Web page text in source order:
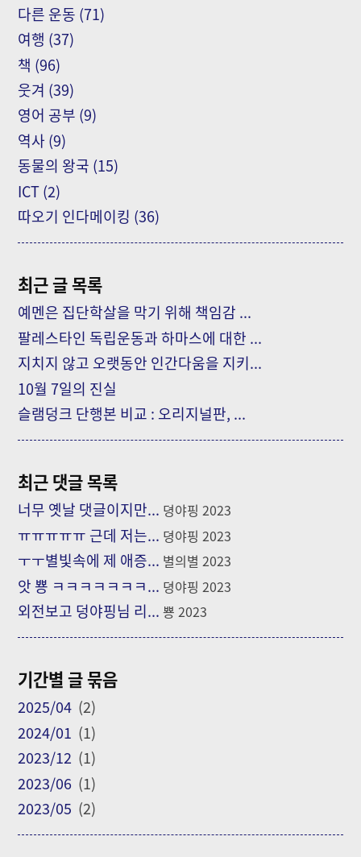
다른 운동 (71)
여행 (37)
책 (96)
웃겨 (39)
영어 공부 (9)
역사 (9)
동물의 왕국 (15)
ICT(2)
따오기 인다메이킹 (36)
최근 글 목록
예멘은 집단학살을 막기 위해 책임감 ...
팔레스타인 독립운동과 하마스에 대한 ...
지치지 않고 오랫동안 인간다움을 지키...
10월 7일의 진실
슬램덩크 단행본 비교 : 오리지널판, ...
최근 댓글 목록
너무 옛날 댓글이지만... 뎡야핑 2023
ㅠㅠㅠㅠㅠ 근데 저는... 뎡야핑 2023
ㅜㅜ별빛속에 제 애증... 별의별 2023
앗 뿅 ㅋㅋㅋㅋㅋㅋㅋ... 뎡야핑 2023
외전보고 덩야핑님 리... 뿅 2023
기간별 글 묶음
2025/04 (2)
2024/01 (1)
2023/12 (1)
2023/06 (1)
2023/05 (2)